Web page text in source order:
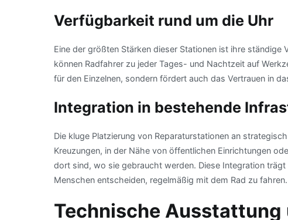
Verfügbarkeit rund um die Uhr
Eine der größten Stärken dieser Stationen ist ihre
können Radfahrer zu jeder Tages- und Nachtzeit auf
für den Einzelnen, sondern fördert auch das Vertrauen in
Integration in bestehende
Die kluge Platzierung von Reparaturstationen an
Kreuzungen, in der Nähe von öffentlichen Einrichtungen
dort sind, wo sie gebraucht werden. Diese Integration
Menschen entscheiden, regelmäßig mit dem Rad zu fahren.
Technische Ausstattung